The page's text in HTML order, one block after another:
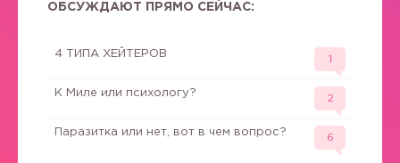
ОБСУЖДАЮТ ПРЯМО СЕЙЧАС:
4 ТИПА ХЕЙТЕРОВ
1
К Миле или психологу?
2
Паразитка или нет, вот в чем вопрос?
6